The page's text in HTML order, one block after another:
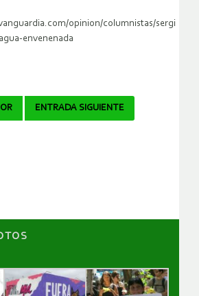
opinion/columnistas/sergi
envenenada
ENTRADA SIGUIENTE